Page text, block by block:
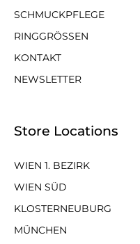
SCHMUCKPFLEGE
RINGGRÖSSEN
KONTAKT
NEWSLETTER
Store Locations
WIEN 1. BEZIRK
WIEN SÜD
KLOSTERNEUBURG
MÜNCHEN